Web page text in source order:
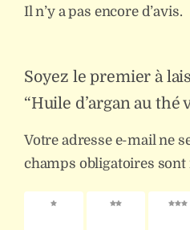
Il n’y a pas encore d’avis.
Soyez le premier à
“Huile d’argan au thé
Votre adresse e-mail ne
champs obligatoires sont
1 étoile
2 étoiles
3